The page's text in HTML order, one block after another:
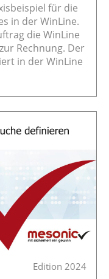
für die
in der WinLine.
die WinLine
Rechnung. Der
in der WinLine
Edition 2024